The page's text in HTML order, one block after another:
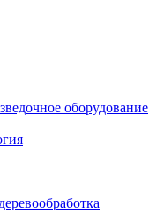
оборудование